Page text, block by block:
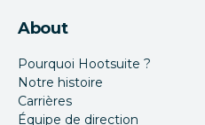
About
Pourquoi Hootsuite ?
Notre histoire
Carrières
Équipe de direction